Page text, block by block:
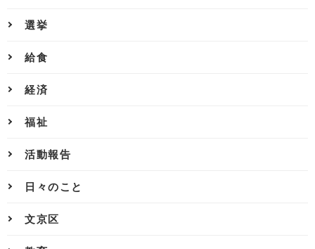
選挙
給食
経済
福祉
活動報告
日々のこと
文京区